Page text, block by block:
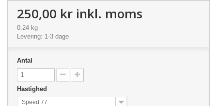
250,00 kr inkl. moms
0.24 kg
Levering: 1-3 dage
Antal
Hastighed
Speed 77